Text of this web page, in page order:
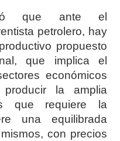
que ante el
petrolero, hay
propuesto
que implica el
económicos
la amplia
que requiere la
una equilibrada
con precios